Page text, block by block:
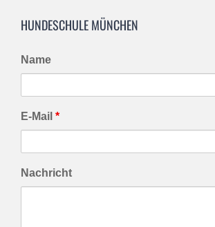
HUNDESCHULE MÜNCHEN
Name
E-Mail *
Nachricht